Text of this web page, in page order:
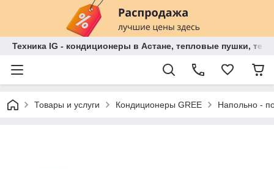
Техника IG - кондиционеры в Астане, тепловые пушки,
Товары и услуги Кондиционеры GREE Напольно -